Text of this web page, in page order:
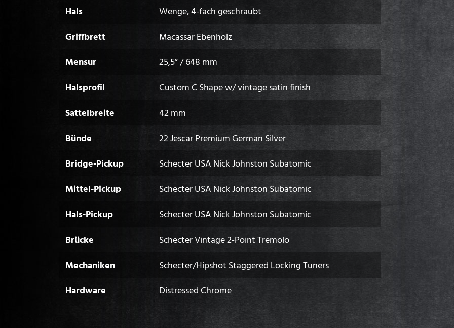
Hals
Wenge, 4-fach geschraubt
Griffbrett
Macassar Ebenholz
Mensur
25,5” / 648 mm
Halsprofil
Custom C Shape w/ vintage satin finish
Sattelbreite
42 mm
Bünde
22 Jescar Premium German Silver
Bridge-Pickup
Schecter USA Nick Johnston Subatomic
Mittel-Pickup
Schecter USA Nick Johnston Subatomic
Hals-Pickup
Schecter USA Nick Johnston Subatomic
Brücke
Schecter Vintage 2-Point Tremolo
Mechaniken
Schecter/Hipshot Staggered Locking Tuners
Hardware
Distressed Chrome